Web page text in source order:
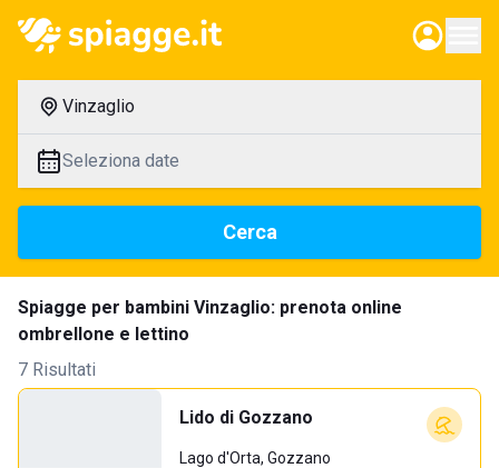
Vinzaglio
Seleziona date
Cerca
Spiagge per bambini Vinzaglio: prenota online
ombrellone e lettino
7 Risultati
Lido di Gozzano
Lago d'Orta, Gozzano